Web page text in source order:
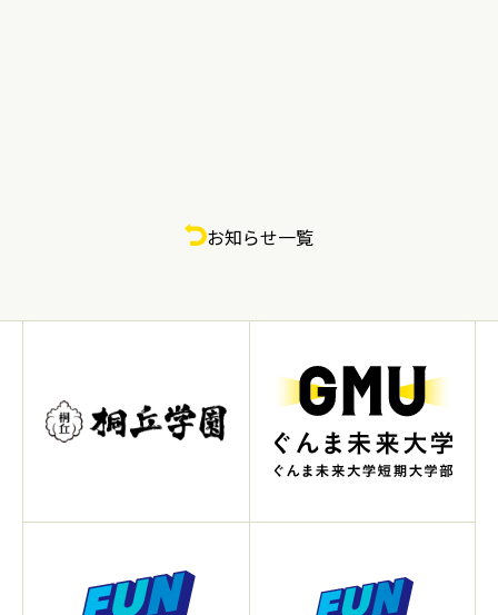
お知らせ一覧